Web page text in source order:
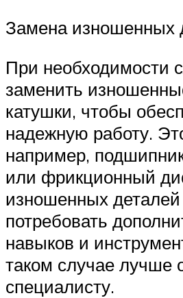
Замена изношенных
При необходимости
заменить
катушки, чтобы
надежную работу.
например,
или фрикционный
изношенных
потребовать
навыков и
таком случае лучше
специалисту.